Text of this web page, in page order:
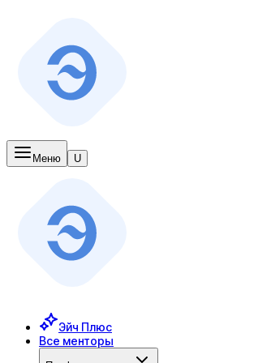
Меню U
Эйч Плюс
Все менторы